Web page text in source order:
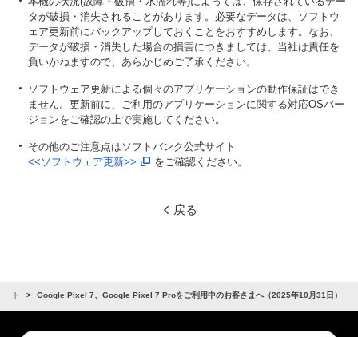
タが破損・消失されることがあります。必要なデータは、ソフトウ
ェア更新前にバックアップしておくことをおすすめします。なお、
データが破損・消失した場合の損害につきましては、当社は責任を
負いかねますので、あらかじめご了承ください。
ソフトウェア更新による個々のアプリケーションの動作保証はでき
ません。更新前に、ご利用のアプリケーションに関する対応OSバー
ジョンをご確認の上で実施してください。
その他のご注意点はソフトバンク公式サイト
<<ソフトウェア更新>>
をご確認ください。
戻る
ート Google Pixel 7、Google Pixel 7 Proをご利用中のお客さまへ（2025年10月31日）